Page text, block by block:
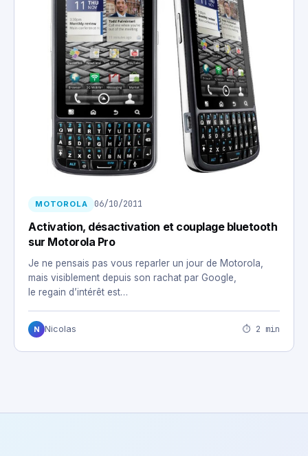
MOTOROLA 06/10/2011
Activation, désactivation et couplage bluetooth
sur Motorola Pro
Je ne pensais pas vous reparler un jour de Motorola,
mais visiblement depuis son rachat par Google,
le regain d’intérêt est…
N Nicolas ⏱ 2 min